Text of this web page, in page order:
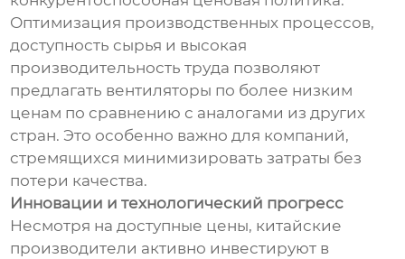
Оптимизация производственных процессов,
доступность сырья и высокая
производительность труда позволяют
предлагать вентиляторы по более низким
ценам по сравнению с аналогами из других
стран. Это особенно важно для компаний,
стремящихся минимизировать затраты без
потери качества.
Инновации и технологический прогресс
Несмотря на доступные цены, китайские
производители активно инвестируют в